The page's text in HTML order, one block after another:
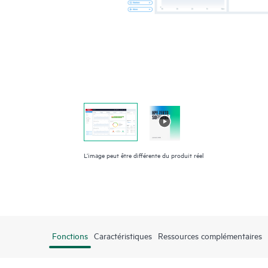
L’image peut être différente du produit réel
Fonctions Caractéristiques Ressources complémentaires